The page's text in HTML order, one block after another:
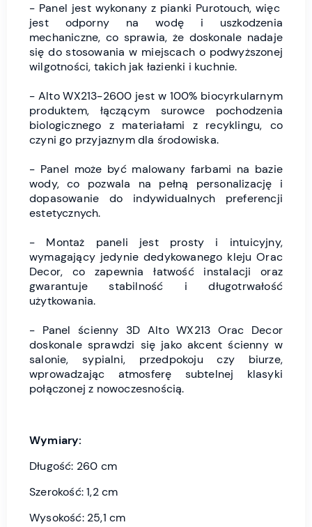
- Panel jest wykonany z pianki Purotouch, więc
jest odporny na wodę i uszkodzenia
mechaniczne, co sprawia, że doskonale nadaje
się do stosowania w miejscach o podwyższonej
wilgotności, takich jak łazienki i kuchnie.
- Alto WX213-2600 jest w 100% biocyrkularnym
produktem, łączącym surowce pochodzenia
biologicznego z materiałami z recyklingu, co
czyni go przyjaznym dla środowiska.
- Panel może być malowany farbami na bazie
wody, co pozwala na pełną personalizację i
dopasowanie do indywidualnych preferencji
estetycznych.
- Montaż paneli jest prosty i intuicyjny,
wymagający jedynie dedykowanego kleju Orac
Decor, co zapewnia łatwość instalacji oraz
gwarantuje stabilność i długotrwałość
użytkowania.
- Panel ścienny 3D Alto WX213 Orac Decor
doskonale sprawdzi się jako akcent ścienny w
salonie, sypialni, przedpokoju czy biurze,
wprowadzając atmosferę subtelnej klasyki
połączonej z nowoczesnością.
Wymiary:
Długość: 260 cm
Szerokość: 1,2 cm
Wysokość: 25,1 cm